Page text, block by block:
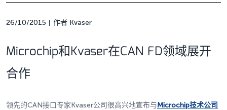
26/10/2015 作者 Kvaser
Microchip和Kvaser在CAN FD领域展开
合作
领先的CAN接口专家Kvaser公司很高兴地宣布与Microchip技术公司